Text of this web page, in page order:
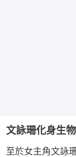
文詠珊化身生
至於女主角文詠